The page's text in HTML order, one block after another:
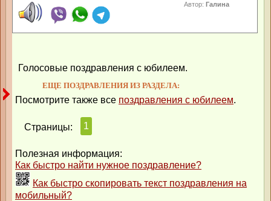
Автор:Галина
Голосовые поздравления с юбилеем.
ЕЩЕ ПОЗДРАВЛЕНИЯ ИЗ РАЗДЕЛА:
Посмотрите также все поздравления с юбилеем.
Страницы: 1
Полезная информация:
Как быстро найти нужное поздравление?
Как быстро скопировать текст поздравления на
мобильный?